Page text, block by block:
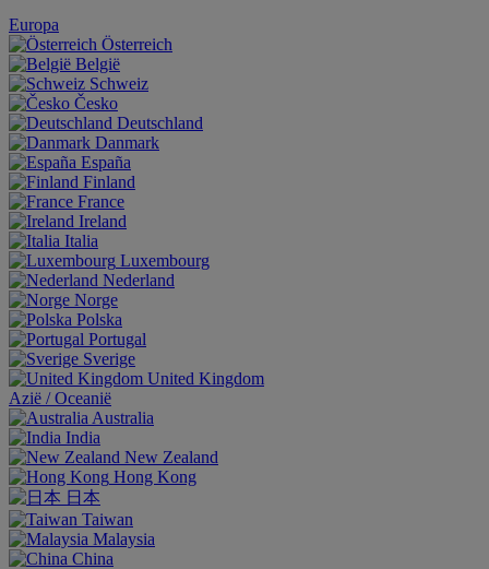
Europa
Österreich
België
Schweiz
Česko
Deutschland
Danmark
España
Finland
France
Ireland
Italia
Luxembourg
Nederland
Norge
Polska
Portugal
Sverige
United Kingdom
Aziё / Oceaniё
Australia
India
New Zealand
Hong Kong
日本
Taiwan
Malaysia
China